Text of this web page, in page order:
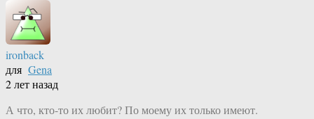
ironback
для Gena
2 лет назад
А что, кто-то их любит? По моему их только имеют.